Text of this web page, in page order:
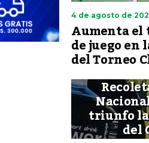
4 de agosto de
Aumenta
de juego en
del Torneo
triunfo
del